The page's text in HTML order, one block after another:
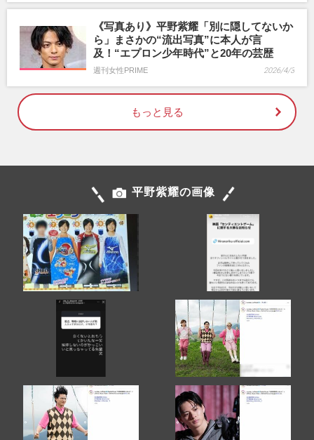
《写真あり》平野紫耀「別に隠してないか
ら」まさかの“流出写真”に本人が言
及！“エプロン少年時代”と20年の芸歴
週刊女性PRIME 2026/4/3
もっと見る
平野紫耀の画像